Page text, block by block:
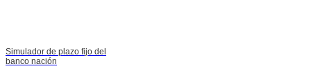
Simulador de plazo fijo del
banco nación